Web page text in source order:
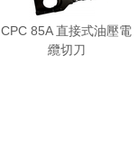
CPC 85A 直接式油壓電
纜切刀